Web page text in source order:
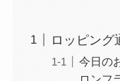
ロッピング
今日の